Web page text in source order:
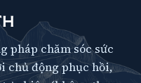
pháp chăm sóc sức
chủ động phục hồi,